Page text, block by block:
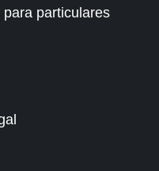
para particulares